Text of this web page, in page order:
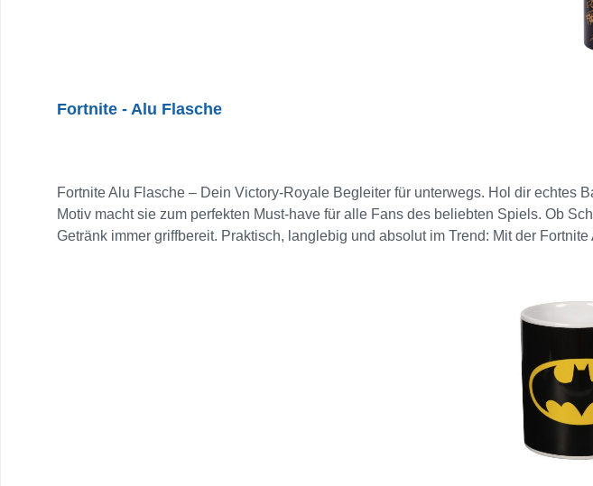
Fortnite - Alu Flasche
Fortnite Alu Flasche – Dein Victory-Royale Begleiter für unterwegs. Hol dir
Motiv macht sie zum perfekten Must-have für alle Fans des beliebten Spiels. Ob
Getränk immer griffbereit. Praktisch, langlebig und absolut im Trend: Mit der